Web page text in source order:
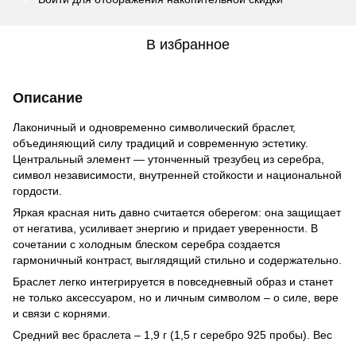
В избранное
Описание
Лаконичный и одновременно символический браслет,
объединяющий силу традиций и современную эстетику.
Центральный элемент — утонченный трезубец из серебра,
символ независимости, внутренней стойкости и национальной
гордости.
Яркая красная нить давно считается оберегом: она защищает
от негатива, усиливает энергию и придает уверенности. В
сочетании с холодным блеском серебра создается
гармоничный контраст, выглядящий стильно и содержательно.
Браслет легко интегрируется в повседневный образ и станет
не только аксессуаром, но и личным символом – о силе, вере
и связи с корнями.
Средний вес браслета – 1,9 г (1,5 г серебро 925 пробы). Вес